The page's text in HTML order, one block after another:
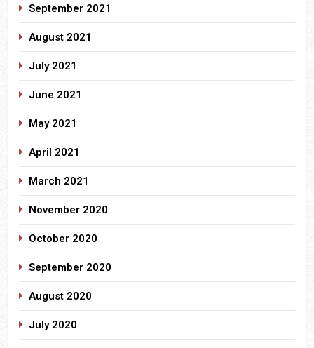
September 2021
August 2021
July 2021
June 2021
May 2021
April 2021
March 2021
November 2020
October 2020
September 2020
August 2020
July 2020